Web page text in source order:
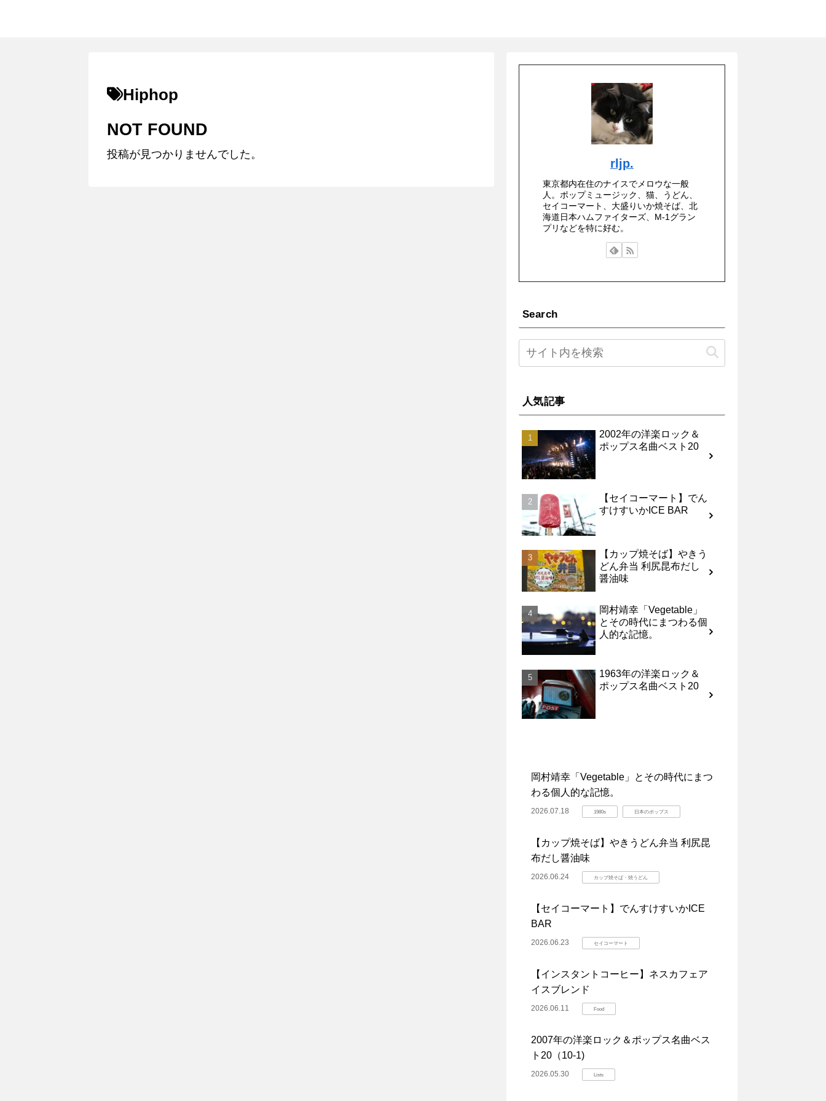
Hiphop
NOT FOUND
投稿が見つかりませんでした。
rljp.
東京都内在住のナイスでメロウな一般
人。ポップミュージック、猫、うどん、
セイコーマート、大盛りいか焼そば、北
海道日本ハムファイターズ、M-1グラン
プリなどを特に好む。
Search
人気記事
2002年の洋楽ロック＆
ポップス名曲ベスト20
【セイコーマート】でん
すけすいかICE BAR
【カップ焼そば】やきう
どん弁当 利尻昆布だし
醤油味
岡村靖幸「Vegetable」
とその時代にまつわる個
人的な記憶。
1963年の洋楽ロック＆
ポップス名曲ベスト20
岡村靖幸「Vegetable」とその時代にまつ
わる個人的な記憶。
2026.07.18 1980s 日本のポップス
【カップ焼そば】やきうどん弁当 利尻昆
布だし醤油味
2026.06.24 カップ焼そば・焼うどん
【セイコーマート】でんすけすいかICE
BAR
2026.06.23 セイコーマート
【インスタントコーヒー】ネスカフェア
イスブレンド
2026.06.11 Food
2007年の洋楽ロック＆ポップス名曲ベス
ト20（10-1)
2026.05.30 Lists